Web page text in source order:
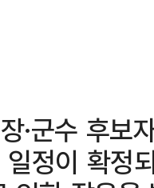
·군수 후보
정이 확정